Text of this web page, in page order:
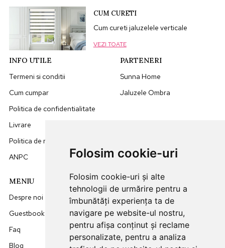
Folosim cookie-uri
Folosim cookie-uri și alte
tehnologii de urmărire pentru a
îmbunătăți experiența ta de
navigare pe website-ul nostru,
pentru afișa conținut și reclame
personalizate, pentru a analiza
CUM CURETI
Cum cureti jaluzelele verticale
VEZI TOATE
INFO UTILE
Termeni si conditii
Cum cumpar
Politica de confidentialitate
Livrare
Politica de retur
ANPC
PARTENERI
Sunna Home
Jaluzele Ombra
MENIU
Despre noi
Guestbook
Faq
Blog
DATE CONTACT
0749512455
office@sunna.ro
L-V: 09:00 - 18:00